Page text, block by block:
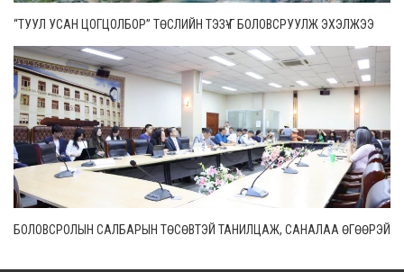
“ТУУЛ УСАН ЦОГЦОЛБОР” ТӨСЛИЙН ТЭЗҮ-Г БОЛОВСРУУЛЖ ЭХЭЛЖЭЭ
БОЛОВСРОЛЫН САЛБАРЫН ТӨСӨВТЭЙ ТАНИЛЦАЖ, САНАЛАА ӨГӨӨРЭЙ